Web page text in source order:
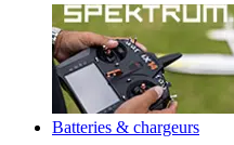
Batteries & chargeurs